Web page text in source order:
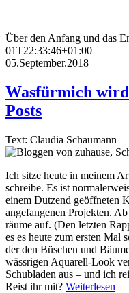
Über den Anfang und das
01T22:33:46+01:00
05.September.2018
Wasfürmich
Posts
Text: Claudia Schaumann
Ich sitze heute in meinem
schreibe. Es ist
einem Dutzend geöffneten
angefangenen Projekten.
räume auf. (Den letzten
es es heute zum ersten Mal
der den Büschen und
wässrigen Aquarell-Look
Schubladen aus – und ich
Reist ihr mit? Weiterlesen